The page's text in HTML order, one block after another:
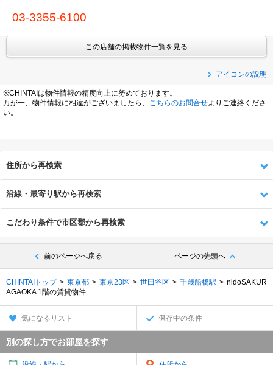
03-3355-6100
この店舗の掲載物件一覧を見る
アイコンの説明
※CHINTAIは物件情報の精度向上に努めております。
万が一、物件情報に相違がございましたら、
こちらのお問合せよりご連絡くださ
い。
住所から再検索
沿線・最寄り駅から再検索
こだわり条件で市区郡から再検索
前のページへ戻る ページの先頭へ
CHINTAIトップ 東京都 東京23区 世田谷区 千歳船橋駅
nidoSAKUR
AGAOKA 1階の賃貸物件
気になるリスト 保存中の条件
別の探し方でお部屋を探す